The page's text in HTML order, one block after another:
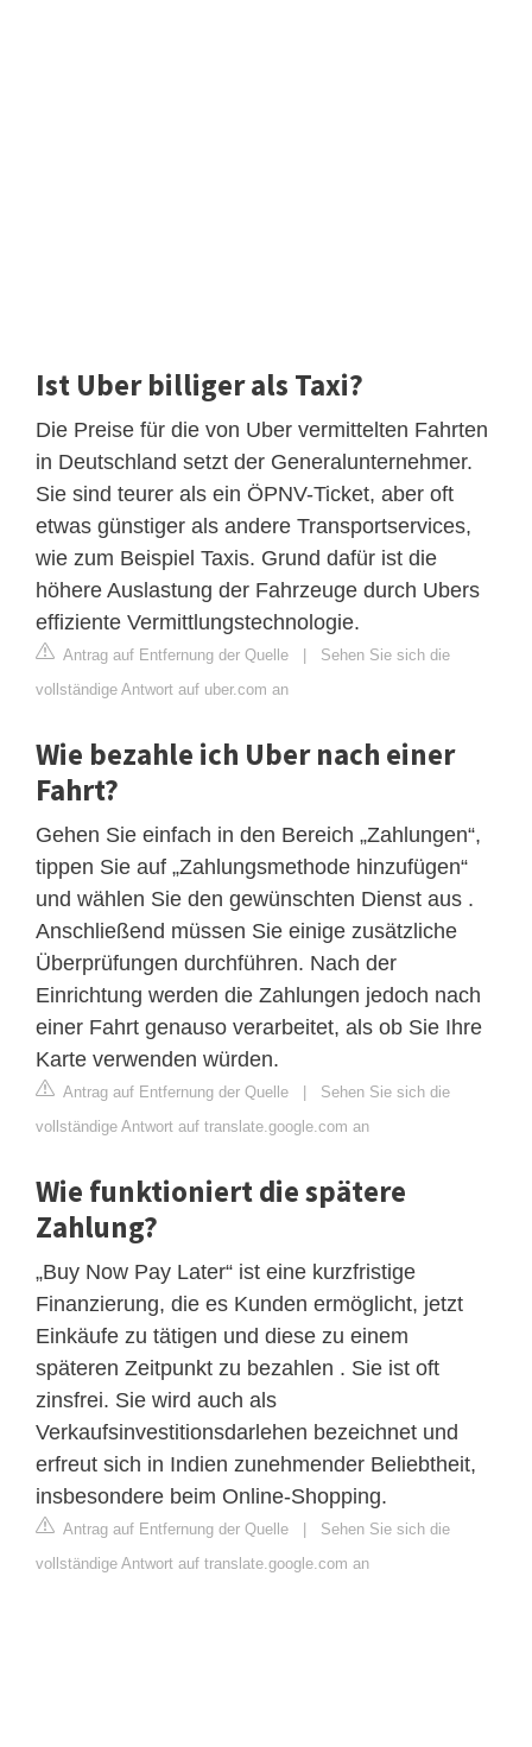
Ist Uber billiger als Taxi?
Die Preise für die von Uber vermittelten Fahrten
in Deutschland setzt der Generalunternehmer.
Sie sind teurer als ein ÖPNV-Ticket, aber oft
etwas günstiger als andere Transportservices,
wie zum Beispiel Taxis. Grund dafür ist die
höhere Auslastung der Fahrzeuge durch Ubers
effiziente Vermittlungstechnologie.
Antrag auf Entfernung der Quelle | Sehen Sie sich die
vollständige Antwort auf uber.com an
Wie bezahle ich Uber nach einer
Fahrt?
Gehen Sie einfach in den Bereich „Zahlungen“,
tippen Sie auf „Zahlungsmethode hinzufügen“
und wählen Sie den gewünschten Dienst aus .
Anschließend müssen Sie einige zusätzliche
Überprüfungen durchführen. Nach der
Einrichtung werden die Zahlungen jedoch nach
einer Fahrt genauso verarbeitet, als ob Sie Ihre
Karte verwenden würden.
Antrag auf Entfernung der Quelle | Sehen Sie sich die
vollständige Antwort auf translate.google.com an
Wie funktioniert die spätere
Zahlung?
„Buy Now Pay Later“ ist eine kurzfristige
Finanzierung, die es Kunden ermöglicht, jetzt
Einkäufe zu tätigen und diese zu einem
späteren Zeitpunkt zu bezahlen . Sie ist oft
zinsfrei. Sie wird auch als
Verkaufsinvestitionsdarlehen bezeichnet und
erfreut sich in Indien zunehmender Beliebtheit,
insbesondere beim Online-Shopping.
Antrag auf Entfernung der Quelle | Sehen Sie sich die
vollständige Antwort auf translate.google.com an